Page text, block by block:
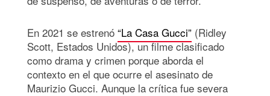
En 2021 se estrenó “La Casa Gucci” (Ridley
Scott, Estados Unidos), un filme clasificado
como drama y crimen porque aborda el
contexto en el que ocurre el asesinato de
Maurizio Gucci. Aunque la crítica fue severa